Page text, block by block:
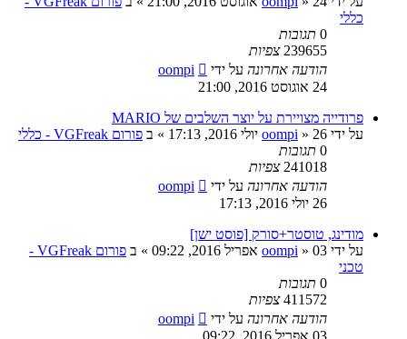
כללי
0 תגובות
239655 צפיות
הודעה אחרונה על ידי
oompi
24 אוגוסט 2016, 21:00
פרודייה מצויירת על יוצר השלבים של MARIO
על ידי
oompi » 26 יולי 2016, 17:13 » ב פורום VGFreak - כללי
0 תגובות
241018 צפיות
הודעה אחרונה על ידי
oompi
26 יולי 2016, 17:13
מודינג, טוסטר+סורק [פוסט ישן]
על ידי
oompi » 03 אפריל 2016, 09:22 » ב
פורום VGFreak -
טכני
0 תגובות
411572 צפיות
הודעה אחרונה על ידי
oompi